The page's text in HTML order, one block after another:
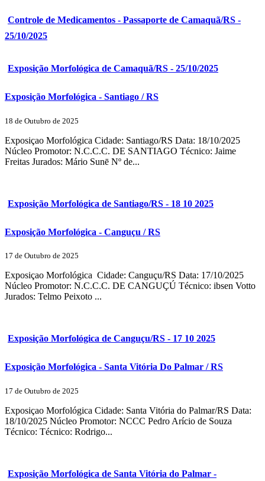
Controle de Medicamentos - Passaporte de Camaquã/RS -
25/10/2025
Exposição Morfológica de Camaquã/RS - 25/10/2025
Exposição Morfológica - Santiago / RS
18 de Outubro de 2025
Exposiçao Morfológica Cidade: Santiago/RS Data: 18/10/2025
Núcleo Promotor: N.C.C.C. DE SANTIAGO Técnico: Jaime
Freitas Jurados: Mário Sunē Nº de...
Exposição Morfológica de Santiago/RS - 18 10 2025
Exposição Morfológica - Canguçu / RS
17 de Outubro de 2025
Exposiçao Morfológica Cidade: Canguçu/RS Data: 17/10/2025
Núcleo Promotor: N.C.C.C. DE CANGUÇÚ Técnico: ibsen Votto
Jurados: Telmo Peixoto ...
Exposição Morfológica de Canguçu/RS - 17 10 2025
Exposição Morfológica - Santa Vitória Do Palmar / RS
17 de Outubro de 2025
Exposiçao Morfológica Cidade: Santa Vitória do Palmar/RS Data:
18/10/2025 Núcleo Promotor: NCCC Pedro Arício de Souza
Técnico: Técnico: Rodrigo...
Exposição Morfológica de Santa Vitória do Palmar -